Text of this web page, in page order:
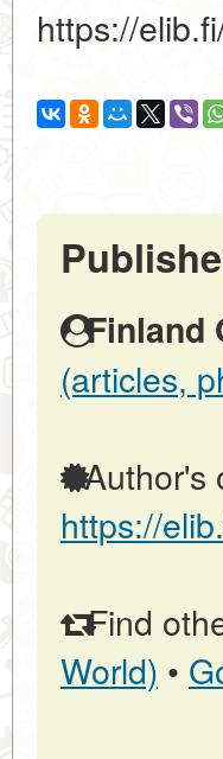
https://
Finland
(articles,
Author's
https://
Find
World) •